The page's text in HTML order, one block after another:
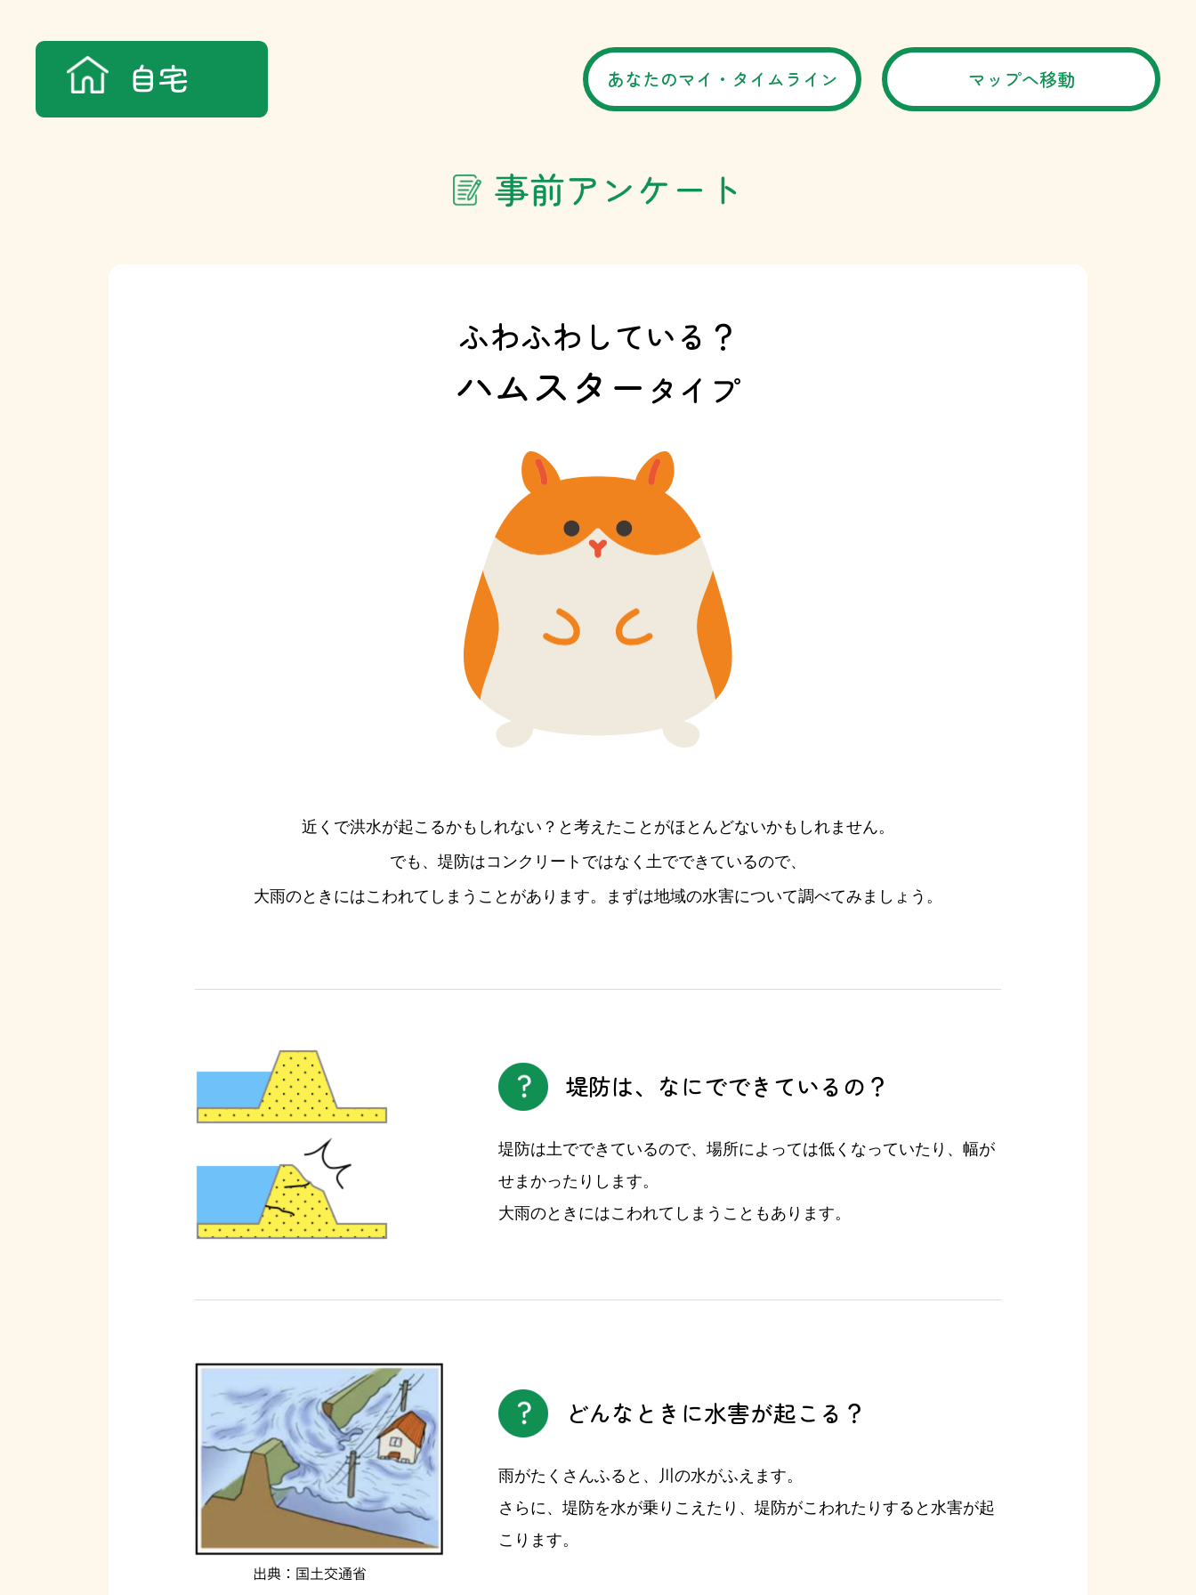
あなたのマイ・タイムライン マップへ移動
ふわふわしている？
ハムスター タイプ
近くで洪水が起こるかもしれない？と 考えたことがほとんどないかもしれません。
でも、堤防はコンクリートではなく 土でできているので、
大雨のときにはこわれてしまうことがあります。
まずは地域の水害について調べてみましょう。
堤防は、なにでできているの？
堤防は土でできているので、場所によっては低くなっていたり、幅が
せまかったりします。
大雨のときにはこわれてしまうこともあります。
どんなときに水害が起こる？
雨がたくさんふると、川の水がふえます。
さらに、堤防を水が乗りこえたり、堤防がこわれたりすると水害が起
こります。